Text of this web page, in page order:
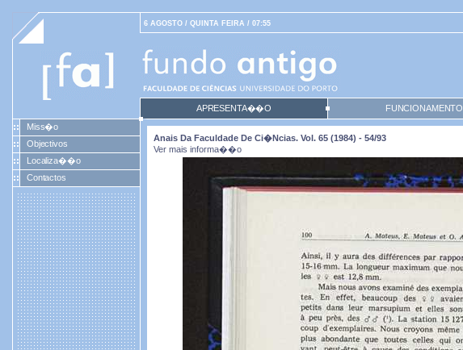
6 AGOSTO / QUINTA FEIRA / 07:55
APRESENTA��O FUNCIONAMENTO
Miss�o
Objectivos
Localiza��o
Contactos
Anais Da Faculdade De Ci�ncias. Vol. 65 (1984) - 54/93
Ver mais informa��o